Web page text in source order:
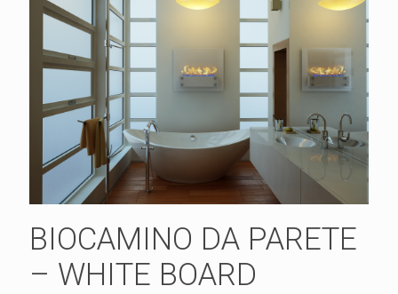
BIOCAMINO DA PARETE
– WHITE BOARD